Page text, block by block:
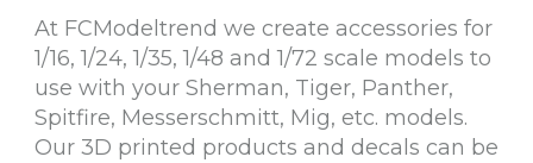
At FCModeltrend we create accessories for
1/16, 1/24, 1/35, 1/48 and 1/72 scale models to
use with your Sherman, Tiger, Panther,
Spitfire, Messerschmitt, Mig, etc. models.
Our 3D printed products and decals can be